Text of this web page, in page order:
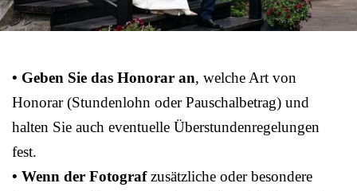
• Geben Sie das Honorar an, welche Art von
Honorar (Stundenlohn oder Pauschalbetrag) und
halten Sie auch eventuelle Überstundenregelungen
fest.
• Wenn der Fotografzusätzliche oder besondere